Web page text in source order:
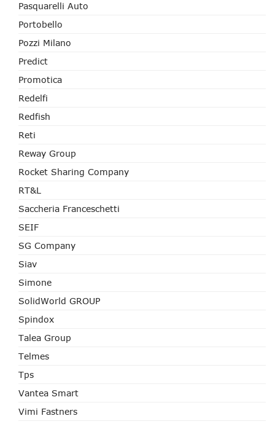
Pasquarelli Auto
Portobello
Pozzi Milano
Predict
Promotica
Redelfi
Redfish
Reti
Reway Group
Rocket Sharing Company
RT&L
Saccheria Franceschetti
SEIF
SG Company
Siav
Simone
SolidWorld GROUP
Spindox
Talea Group
Telmes
Tps
Vantea Smart
Vimi Fastners